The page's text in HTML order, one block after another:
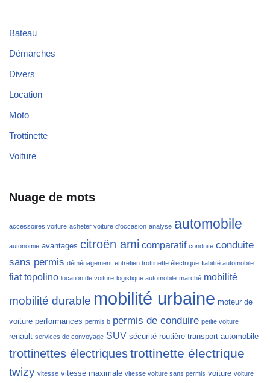
Bateau
Démarches
Divers
Location
Moto
Trottinette
Voiture
Nuage de mots
accessoires voiture acheter voiture d'occasion analyse automobile
autonomie avantages citroën ami comparatif conduite conduite
sans permis déménagement entretien trottinette électrique fiabilité automobile
fiat topolino location de voiture logistique automobile marché mobilité
mobilité durable mobilité urbaine moteur de
voiture performances permis b permis de conduire petite voiture
renault services de convoyage SUV sécurité routière transport automobile
trottinettes électriquestrottinette électrique
twizy vitesse vitesse maximale vitesse voiture sans permis voiture voiture